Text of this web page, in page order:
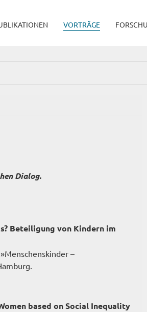
VORTRÄGE
Dialog.
Beteiligung von Kindern im
–
based on Social Inequality